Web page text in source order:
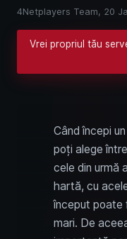
4Netplayers Team, 20
Vrei propriul tău
Când începi
poți alege
cele din urmă
hartă, cu
început poate
mari. De